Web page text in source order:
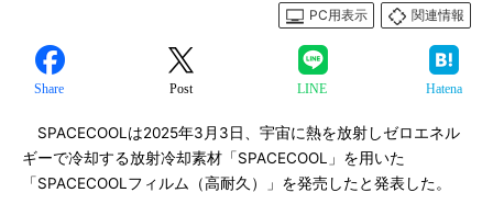
PC用表示
関連情報
Share Post LINE Hatena
SPACECOOLは2025年3月3日、宇宙に熱を放射しゼロエネル
ギーで冷却する放射冷却素材「SPACECOOL」を用いた
「SPACECOOLフィルム（高耐久）」を発売したと発表した。